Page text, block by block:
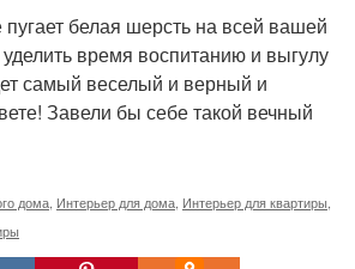
белая шерсть на всей вашей
время воспитанию и выгулу
самый веселый и верный и
Завели бы себе такой вечный
дома Интерьер для дома Интерьер для квартиры